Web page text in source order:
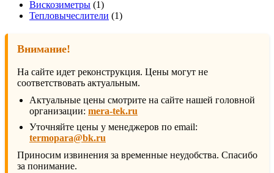
Вискозиметры 11
товар
Тепловычеслители 11
Внимание!
На сайте идет реконструкция. Цены могут не
соответствовать актуальным.
Актуальные цены смотрите на сайте нашей головной
организации: mera-tek.ru
Уточняйте цены у менеджеров по email:
termopara@bk.ru
Приносим извинения за временные неудобства. Спасибо
за понимание.